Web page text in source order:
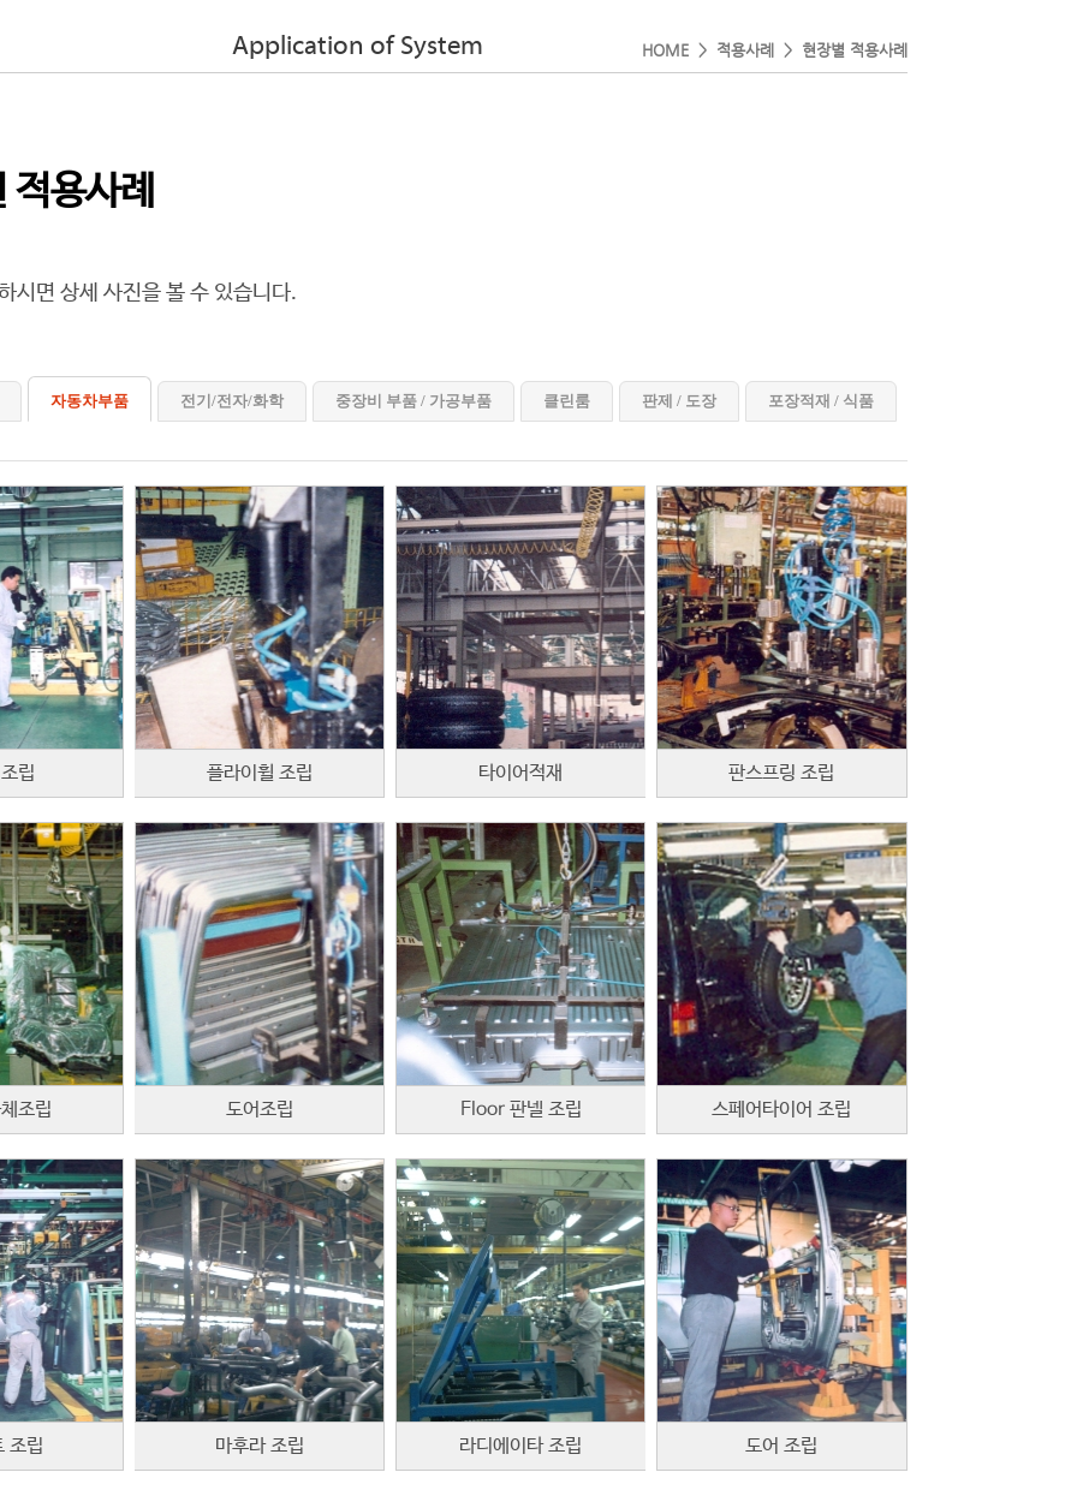
Application of System HOME > 적용사례 > 현장별 적용사례
적용사례
시면 상세 사진을 볼 수 있습니다.
자동차부품 전기/전자/화학 중장비 부품 / 가공부품 클린룸 판제 / 도장 포장적재 / 식품
립 플라이휠 조립 타이어적재 판스프링 조립
조립 도어조립 Floor 판넬 조립 스페어타이어 조립
조립 마후라 조립 라디에이타 조립 도어 조립